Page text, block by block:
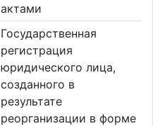
актами
Государственная
регистрация
юридического лица,
созданного в
результате
реорганизации в форме